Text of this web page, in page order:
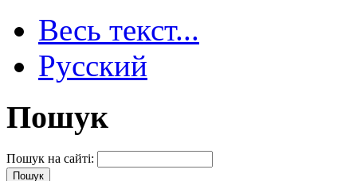
Весь текст...
Русский
Пошук
Пошук на сайті: